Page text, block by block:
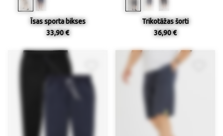
Īsas sporta bikses
33,90 €
Trikotāžas šorti
36,90 €